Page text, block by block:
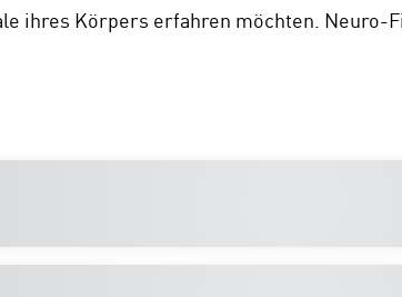
ihres Körpers erfahren möchten. Neuro-